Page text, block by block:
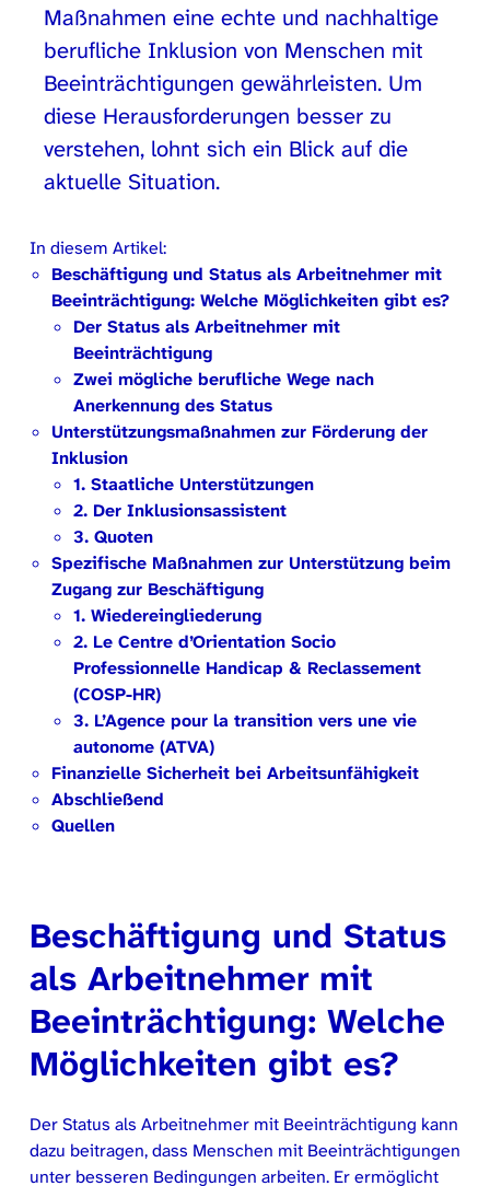
Maßnahmen eine echte und nachhaltige
berufliche Inklusion von Menschen mit
Beeinträchtigungen gewährleisten. Um
diese Herausforderungen besser zu
verstehen, lohnt sich ein Blick auf die
aktuelle Situation.
In diesem Artikel:
Beschäftigung und Status als Arbeitnehmer mit
Beeinträchtigung: Welche Möglichkeiten gibt es?
Der Status als Arbeitnehmer mit
Beeinträchtigung
Zwei mögliche berufliche Wege nach
Anerkennung des Status
Unterstützungsmaßnahmen zur Förderung der
Inklusion
1. Staatliche Unterstützungen
2. Der Inklusionsassistent
3. Quoten
Spezifische Maßnahmen zur Unterstützung beim
Zugang zur Beschäftigung
1. Wiedereingliederung
2. Le Centre d’Orientation Socio
Professionnelle Handicap & Reclassement
(COSP-HR)
3. L’Agence pour la transition vers une vie
autonome (ATVA)
Finanzielle Sicherheit bei Arbeitsunfähigkeit
Abschließend
Quellen
Beschäftigung und Status
als Arbeitnehmer mit
Beeinträchtigung: Welche
Möglichkeiten gibt es?
Der Status als Arbeitnehmer mit Beeinträchtigung kann
dazu beitragen, dass Menschen mit Beeinträchtigungen
unter besseren Bedingungen arbeiten. Er ermöglicht